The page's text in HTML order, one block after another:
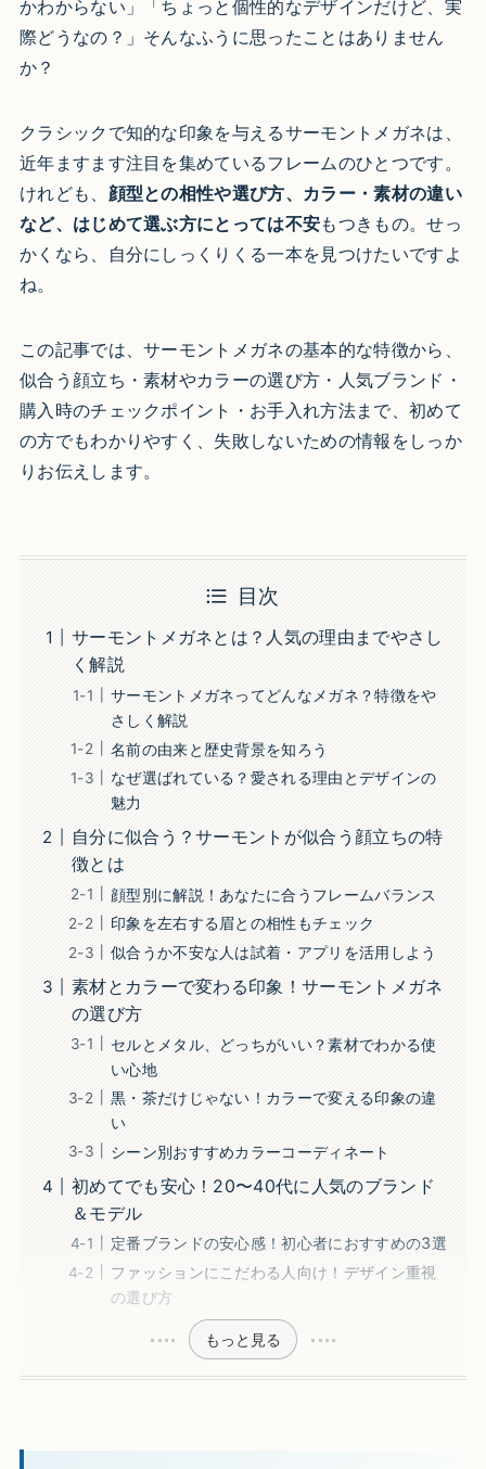
かわからない」「ちょっと個性的なデザインだけど、実
際どうなの？」そんなふうに思ったことはありません
か？
クラシックで知的な印象を与えるサーモントメガネは、
近年ますます注目を集めているフレームのひとつです。
けれども、 顔型との相性や選び方、カラー・素材の違い
など、はじめて選ぶ方にとっては不安もつきもの。せっ
かくなら、自分にしっくりくる一本を見つけたいですよ
ね。
この記事では、サーモントメガネの基本的な特徴から、
似合う顔立ち・素材やカラーの選び方・人気ブランド・
購入時のチェックポイント・お手入れ方法まで、初めて
の方でもわかりやすく、失敗しないための情報をしっか
りお伝えします。
目次
サーモントメガネとは？人気の理由までやさし
く解説
サーモントメガネってどんなメガネ？特徴をや
さしく解説
名前の由来と歴史背景を知ろう
なぜ選ばれている？愛される理由とデザインの
魅力
自分に似合う？サーモントが似合う顔立ちの特
徴とは
顔型別に解説！あなたに合うフレームバランス
印象を左右する眉との相性もチェック
似合うか不安な人は試着・アプリを活用しよう
素材とカラーで変わる印象！サーモントメガネ
の選び方
セルとメタル、どっちがいい？素材でわかる使
い心地
黒・茶だけじゃない！カラーで変える印象の違
い
シーン別おすすめカラーコーディネート
初めてでも安心！20〜40代に人気のブランド
＆モデル
定番ブランドの安心感！初心者におすすめの3選
ファッションにこだわる人向け！デザイン重視
の選び方
もっと見る